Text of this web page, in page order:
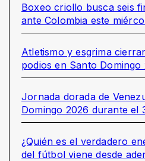
Boxeo criollo busca seis
ante Colombia este
Atletismo y esgrima
podios en Santo Domingo
Jornada dorada de
Domingo 2026 durante el
¿Quién es el verdadero
del fútbol viene desde